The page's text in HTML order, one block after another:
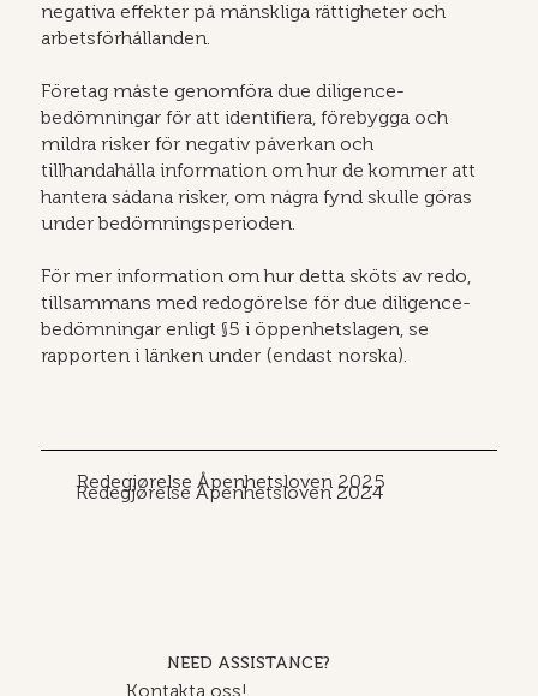
negativa effekter på mänskliga rättigheter och
arbetsförhållanden.
Företag måste genomföra due diligence-
bedömningar för att identifiera, förebygga och
mildra risker för negativ påverkan och
tillhandahålla information om hur de kommer att
hantera sådana risker, om några fynd skulle göras
under bedömningsperioden.
För mer information om hur detta sköts av redo,
tillsammans med redogörelse för due diligence-
bedömningar enligt §5 i öppenhetslagen, se
rapporten i länken under (endast norska).
Redegjørelse Åpenhetsloven 2025
Redegjørelse Åpenhetsloven 2024
NEED ASSISTANCE?